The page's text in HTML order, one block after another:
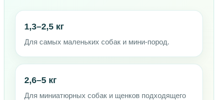
1,3–2,5 кг
Для самых маленьких собак и мини-пород.
2,6–5 кг
Для миниатюрных собак и щенков подходящего